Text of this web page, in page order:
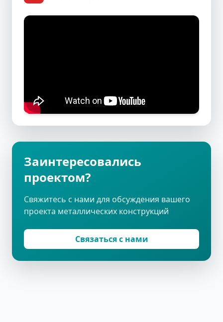
Заинтересовались
проектом?
Свяжитесь с нами для обсуждения вашего
проекта металлических конструкций
Связаться с нами